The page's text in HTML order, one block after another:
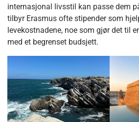
internasjonal livsstil kan passe dem
tilbyr Erasmus ofte stipender som
levekostnadene, noe som gjør det til
med et begrenset budsjett.